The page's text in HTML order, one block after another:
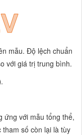
mẫu. Độ lệch chuẩn
với giá trị trung bình.
.
ứng với mẫu tổng thể,
số còn lại là tùy